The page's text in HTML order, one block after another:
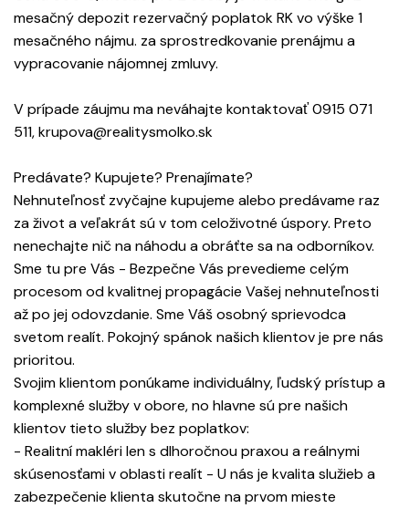
mesačný depozit rezervačný poplatok RK vo výške 1
mesačného nájmu. za sprostredkovanie prenájmu a
vypracovanie nájomnej zmluvy.
V prípade záujmu ma neváhajte kontaktovať 0915 071
511, krupova@realitysmolko.sk
Predávate? Kupujete? Prenajímate?
Nehnuteľnosť zvyčajne kupujeme alebo predávame raz
za život a veľakrát sú v tom celoživotné úspory. Preto
nenechajte nič na náhodu a obráťte sa na odborníkov.
Sme tu pre Vás - Bezpečne Vás prevedieme celým
procesom od kvalitnej propagácie Vašej nehnuteľnosti
až po jej odovzdanie. Sme Váš osobný sprievodca
svetom realít. Pokojný spánok našich klientov je pre nás
prioritou.
Svojim klientom ponúkame individuálny, ľudský prístup a
komplexné služby v obore, no hlavne sú pre našich
klientov tieto služby bez poplatkov:
- Realitní makléri len s dlhoročnou praxou a reálnymi
skúsenosťami v oblasti realít - U nás je kvalita služieb a
zabezpečenie klienta skutočne na prvom mieste